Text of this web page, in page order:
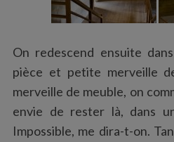
On redescend ensuite
pièce et petite merveille
merveille de meuble, on
envie de rester là, dans
Impossible, me dira-t-on.